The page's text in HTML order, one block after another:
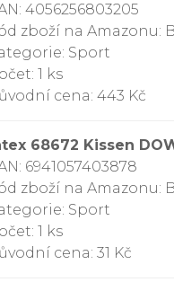
4056256803205
zboží na Amazonu:
Sport
1 ks
cena: 443 Kč
68672 Kissen
6941057403878
zboží na Amazonu:
Sport
1 ks
cena: 31 Kč